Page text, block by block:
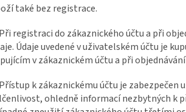
také bez registrace.
registraci do zákaznického účtu a při
Údaje uvedené v uživatelském účtu je
v zákaznickém účtu a při
k zákaznickému účtu je
ohledně informací nezbytných k